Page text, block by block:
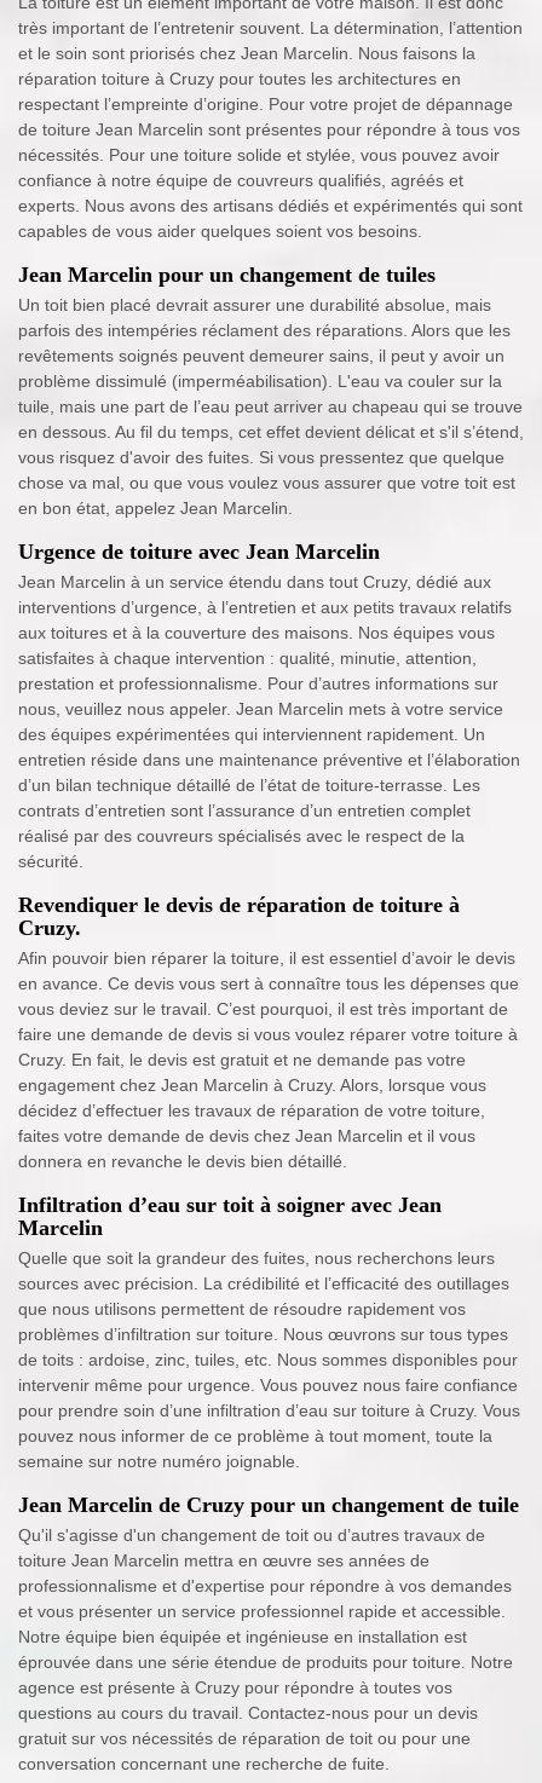
très important de l’entretenir souvent. La détermination, l’attention
et le soin sont priorisés chez Jean Marcelin. Nous faisons la
réparation toiture à Cruzy pour toutes les architectures en
respectant l’empreinte d’origine. Pour votre projet de dépannage
de toiture Jean Marcelin sont présentes pour répondre à tous vos
nécessités. Pour une toiture solide et stylée, vous pouvez avoir
confiance à notre équipe de couvreurs qualifiés, agréés et
experts. Nous avons des artisans dédiés et expérimentés qui sont
capables de vous aider quelques soient vos besoins.
Jean Marcelin pour un changement de tuiles
Un toit bien placé devrait assurer une durabilité absolue, mais
parfois des intempéries réclament des réparations. Alors que les
revêtements soignés peuvent demeurer sains, il peut y avoir un
problème dissimulé (imperméabilisation). L'eau va couler sur la
tuile, mais une part de l’eau peut arriver au chapeau qui se trouve
en dessous. Au fil du temps, cet effet devient délicat et s'il s’étend,
vous risquez d'avoir des fuites. Si vous pressentez que quelque
chose va mal, ou que vous voulez vous assurer que votre toit est
en bon état, appelez Jean Marcelin.
Urgence de toiture avec Jean Marcelin
Jean Marcelin à un service étendu dans tout Cruzy, dédié aux
interventions d’urgence, à l’entretien et aux petits travaux relatifs
aux toitures et à la couverture des maisons. Nos équipes vous
satisfaites à chaque intervention : qualité, minutie, attention,
prestation et professionnalisme. Pour d’autres informations sur
nous, veuillez nous appeler. Jean Marcelin mets à votre service
des équipes expérimentées qui interviennent rapidement. Un
entretien réside dans une maintenance préventive et l’élaboration
d’un bilan technique détaillé de l’état de toiture-terrasse. Les
contrats d’entretien sont l’assurance d’un entretien complet
réalisé par des couvreurs spécialisés avec le respect de la
sécurité.
Revendiquer le devis de réparation de toiture à
Cruzy.
Afin pouvoir bien réparer la toiture, il est essentiel d’avoir le devis
en avance. Ce devis vous sert à connaître tous les dépenses que
vous deviez sur le travail. C’est pourquoi, il est très important de
faire une demande de devis si vous voulez réparer votre toiture à
Cruzy. En fait, le devis est gratuit et ne demande pas votre
engagement chez Jean Marcelin à Cruzy. Alors, lorsque vous
décidez d’effectuer les travaux de réparation de votre toiture,
faites votre demande de devis chez Jean Marcelin et il vous
donnera en revanche le devis bien détaillé.
Infiltration d’eau sur toit à soigner avec Jean
Marcelin
Quelle que soit la grandeur des fuites, nous recherchons leurs
sources avec précision. La crédibilité et l’efficacité des outillages
que nous utilisons permettent de résoudre rapidement vos
problèmes d’infiltration sur toiture. Nous œuvrons sur tous types
de toits : ardoise, zinc, tuiles, etc. Nous sommes disponibles pour
intervenir même pour urgence. Vous pouvez nous faire confiance
pour prendre soin d’une infiltration d’eau sur toiture à Cruzy. Vous
pouvez nous informer de ce problème à tout moment, toute la
semaine sur notre numéro joignable.
Jean Marcelin de Cruzy pour un changement de tuile
Qu'il s'agisse d'un changement de toit ou d’autres travaux de
toiture Jean Marcelin mettra en œuvre ses années de
professionnalisme et d'expertise pour répondre à vos demandes
et vous présenter un service professionnel rapide et accessible.
Notre équipe bien équipée et ingénieuse en installation est
éprouvée dans une série étendue de produits pour toiture. Notre
agence est présente à Cruzy pour répondre à toutes vos
questions au cours du travail. Contactez-nous pour un devis
gratuit sur vos nécessités de réparation de toit ou pour une
conversation concernant une recherche de fuite.